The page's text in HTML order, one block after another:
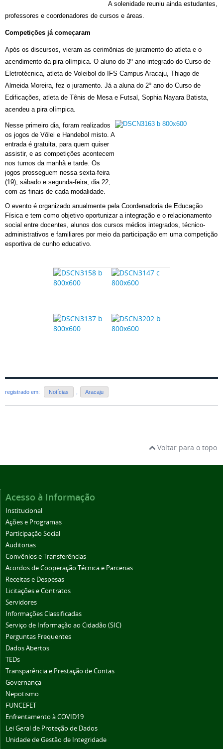
A solenidade reuniu ainda estudantes,
professores e coordenadores de cursos e áreas.
Competições já começaram
Após os discursos, vieram as cerimônias de juramento do atleta e o
acendimento da pira olímpica. O aluno do 3º ano integrado do Curso de
Eletrotécnica, atleta de Voleibol do IFS Campus Aracaju, Thiago de
Almeida Moreira, fez o juramento. Já a aluna do 2º ano do Curso de
Edificações, atleta de Tênis de Mesa e Futsal, Sophia Nayara Batista,
acendeu a pira olímpica.
Nesse primeiro dia, foram realizados
os jogos de Vôlei e Handebol misto. A
entrada é gratuita, para quem quiser
assistir, e as competições acontecem
nos turnos da manhã e tarde. Os
jogos prosseguem nessa sexta-feira
(19), sábado e segunda-feira, dia 22,
com as finais de cada modalidade.
O evento é organizado anualmente pela Coordenadoria de Educação
Física e tem como objetivo oportunizar a integração e o relacionamento
social entre docentes, alunos dos cursos médios integrados, técnico-
administrativos e familiares por meio da participação em uma competição
esportiva de cunho educativo.
registrado em: Notícias Aracaju
Voltar para o topo
Acesso à Informação
Institucional
Ações e Programas
Participação Social
Auditorias
Convênios e Transferências
Acordos de Cooperação Técnica e Parcerias
Receitas e Despesas
Licitações e Contratos
Servidores
Informações Classificadas
Serviço de Informação ao Cidadão (SIC)
Perguntas Frequentes
Dados Abertos
TEDs
Transparência e Prestação de Contas
Governança
Nepotismo
FUNCEFET
Enfrentamento à COVID19
Lei Geral de Proteção de Dados
Unidade de Gestão de Integridade